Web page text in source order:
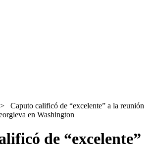
Caputo calificó de “excelente” a la reunión
en Washington
de “excelente”